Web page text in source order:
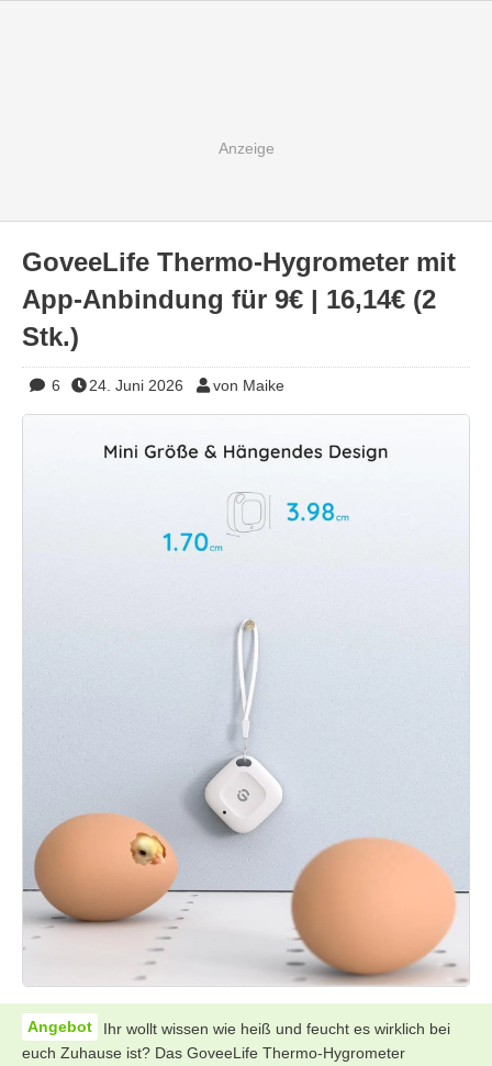
GoveeLife Thermo-Hygrometer mit
App-Anbindung für 9€ | 16,14€ (2
Stk.)
6 24. Juni 2026 von Maike
Ihr wollt wissen wie heiß und feucht es wirklich bei
euch Zuhause ist? Das GoveeLife Thermo-Hygrometer